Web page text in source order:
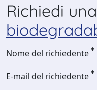
Richiedi
Nome del richiedente
E-mail del richiedente